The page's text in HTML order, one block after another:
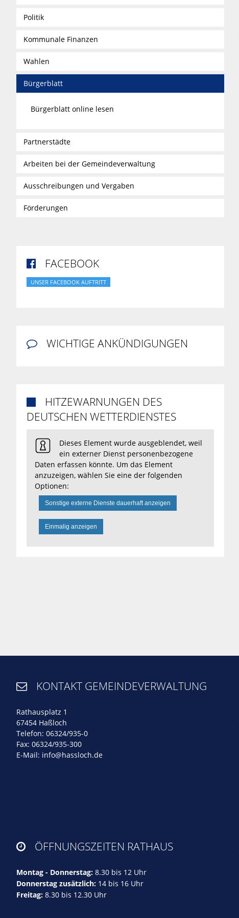
Politik
Kommunale Finanzen
Wahlen
Bürgerblatt
Bürgerblatt online lesen
Partnerstädte
Arbeiten bei der Gemeindeverwaltung
Ausschreibungen und Vergaben
Förderungen
 FACEBOOK
UNSER FACEBOOK AUFTRITT
 WICHTIGE ANKÜNDIGUNGEN
HITZEWARNUNGEN DES
DEUTSCHEN WETTERDIENSTES
Dieses Element wurde ausgeblendet, weil
ein externer Dienst personenbezogene
Daten erfassen könnte. Um das Element
anzuzeigen, wählen Sie eine der folgenden
Optionen:
Sonstige externe Dienste dauerhaft anzeigen
Einmalig anzeigen
 KONTAKT GEMEINDEVERWALTUNG
Rathausplatz 1
67454 Haßloch
Telefon: 06324/935-0
Fax: 06324/935-300
E-Mail: info@hassloch.de
 ÖFFNUNGSZEITEN RATHAUS
Montag - Donnerstag: 8.30 bis 12 Uhr
Donnerstag zusätzlich: 14 bis 16 Uhr
Freitag: 8.30 bis 12.30 Uhr